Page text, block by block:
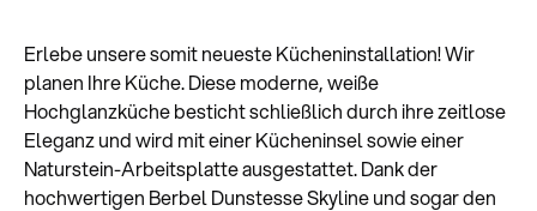
Erlebe unsere somit neueste Kücheninstallation! Wir
planen Ihre Küche. Diese moderne, weiße
Hochglanzküche besticht schließlich durch ihre zeitlose
Eleganz und wird mit einer Kücheninsel sowie einer
Naturstein-Arbeitsplatte ausgestattet. Dank der
hochwertigen Berbel Dunstesse Skyline und sogar den